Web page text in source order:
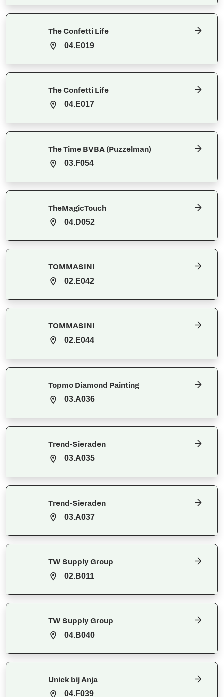
The Confetti Life
04.E019
The Confetti Life
04.E017
The Time BVBA (Puzzelman)
03.F054
TheMagicTouch
04.D052
TOMMASINI
02.E042
TOMMASINI
02.E044
Topmo Diamond Painting
03.A036
Trend-Sieraden
03.A035
Trend-Sieraden
03.A037
TW Supply Group
02.B011
TW Supply Group
04.B040
Uniek bij Anja
04.F039